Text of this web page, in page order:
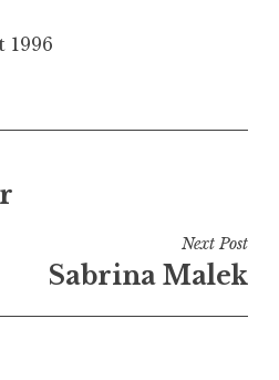
1996
Next Post
Sabrina Malek